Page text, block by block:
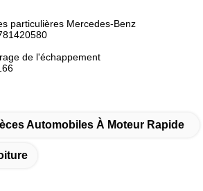
particulières Mercedes-Benz
de l'échappement
Automobiles À Moteur Rapide